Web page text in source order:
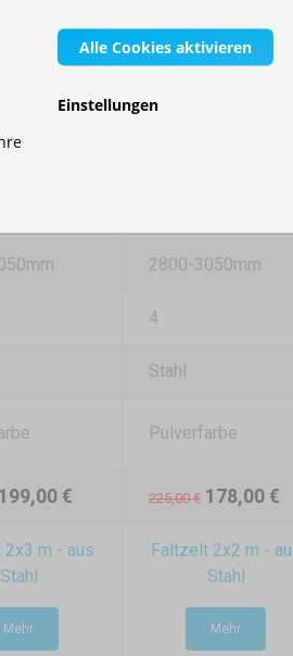
200x200x1480mm
2800-3050mm
4
Stahl
Pulverfarbe
199,00 € 225,00 € 178,00 €
2x3 m - aus
Stahl
Mehr
Faltzelt 2x2 m -
Stahl
Mehr
Alle Cookies aktivieren
Einstellungen